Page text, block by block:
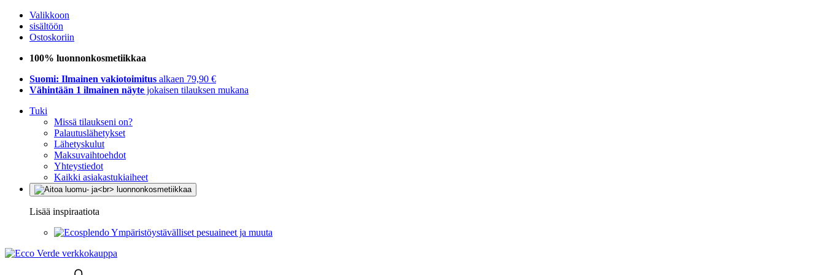
Valikkoon
sisältöön
Ostoskoriin
100% luonnonkosmetiikkaa
Suomi: Ilmainen vakiotoimitus alkaen 79,90 €
Vähintään 1 ilmainen näyte jokaisen tilauksen mukana
Tuki
Missä tilaukseni on?
Palautuslähetykset
Lähetyskulut
Maksuvaihtoehdot
Yhteystiedot
Kaikki asiakastukiaiheet
Lisää inspiraatiota
Ympäristöystävälliset pesuaineet ja muuta